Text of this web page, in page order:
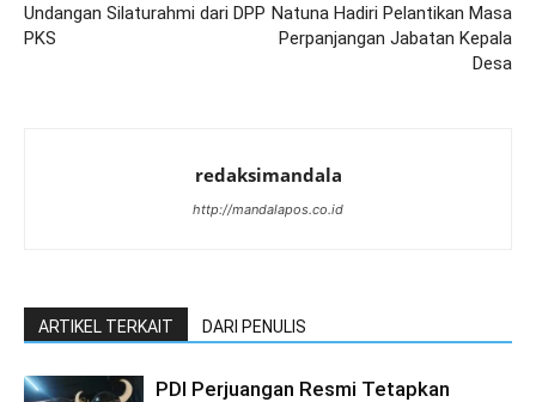
Undangan Silaturahmi dari DPP
PKS
Natuna Hadiri Pelantikan Masa
Perpanjangan Jabatan Kepala
Desa
redaksimandala
http://mandalapos.co.id
ARTIKEL TERKAIT DARI PENULIS
PDI Perjuangan Resmi Tetapkan